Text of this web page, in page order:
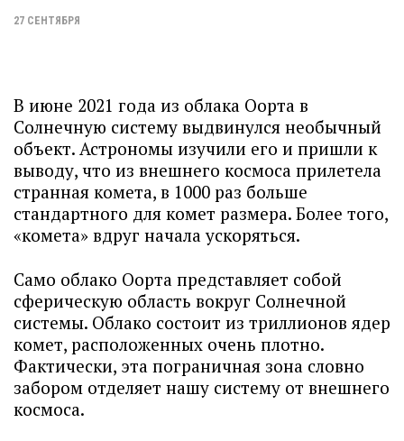
27 СЕНТЯБРЯ
В июне 2021 года из облака Оорта в
Солнечную систему выдвинулся необычный
объект. Астрономы изучили его и пришли к
выводу, что из внешнего космоса прилетела
странная комета, в 1000 раз больше
стандартного для комет размера. Более того,
«комета» вдруг начала ускоряться.
Само облако Оорта представляет собой
сферическую область вокруг Солнечной
системы. Облако состоит из триллионов ядер
комет, расположенных очень плотно.
Фактически, эта пограничная зона словно
забором отделяет нашу систему от внешнего
космоса.